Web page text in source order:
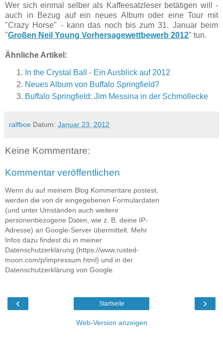
Wer sich einmal selber als Kaffeesatzleser betätigen will -
auch in Bezug auf ein neues Album oder eine Tour mit
"Crazy Horse" - kann das noch bis zum 31. Januar beim
"Großen Neil Young Vorhersagewettbewerb 2012" tun.
Ähnliche Artikel:
In the Crystal Ball - Ein Ausblick auf 2012
Neues Album von Buffalo Springfield?
Buffalo Springfield: Jim Messina in der Schmollecke
ralfboe Datum: Januar 23, 2012
Keine Kommentare:
Kommentar veröffentlichen
Wenn du auf meinem Blog Kommentare postest,
werden die von dir eingegebenen Formulardaten
(und unter Umständen auch weitere
personenbezogene Daten, wie z. B. deine IP-
Adresse) an Google-Server übermittelt. Mehr
Infos dazu findest du in meiner
Datenschutzerklärung (https://www.rusted-
moon.com/p/impressum.html) und in der
Datenschutzerklärung von Google.
‹ ›
Startseite
Web-Version anzeigen